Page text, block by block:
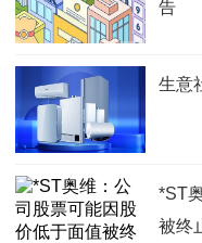
告
生意
*ST
被终